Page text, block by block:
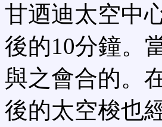
甘迺迪太空中
後的10分鐘。
與之會合的。
後的太空梭也